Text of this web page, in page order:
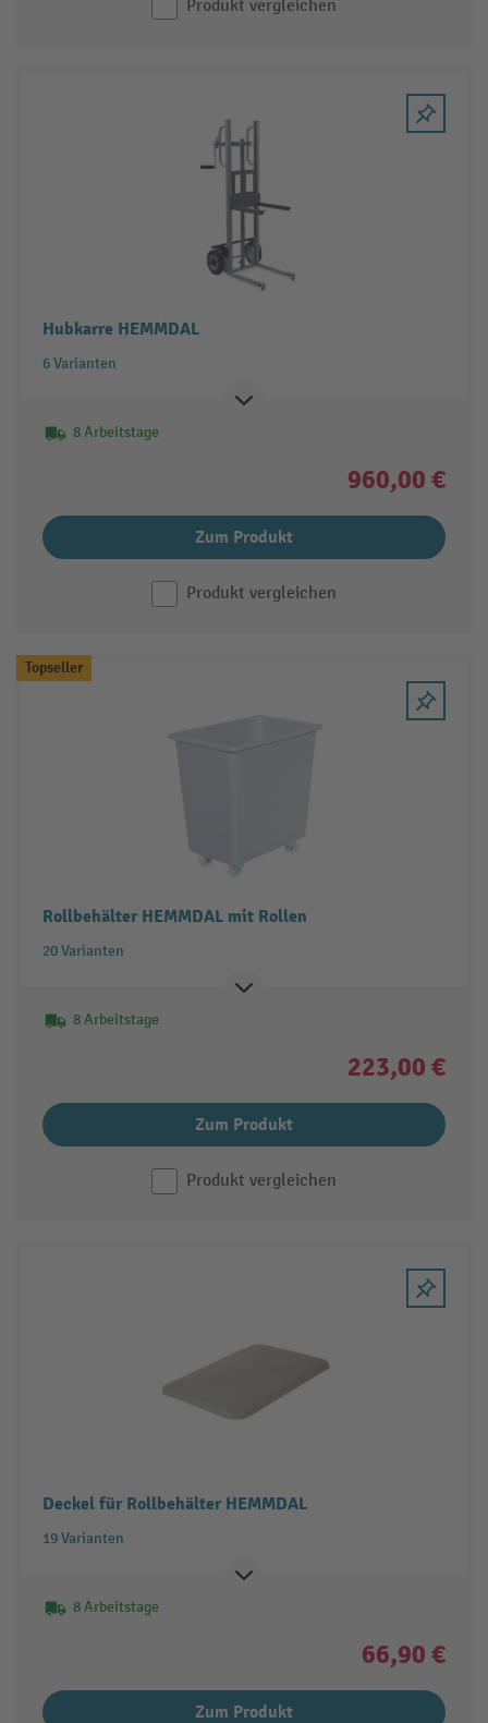
Produkt vergleichen
Hubkarre HEMMDAL
6 Varianten
8 Arbeitstage
960,00 €
Zum Produkt
Produkt vergleichen
Topseller
Rollbehälter HEMMDAL mit Rollen
20 Varianten
8 Arbeitstage
223,00 €
Zum Produkt
Produkt vergleichen
Deckel für Rollbehälter HEMMDAL
19 Varianten
8 Arbeitstage
66,90 €
Zum Produkt